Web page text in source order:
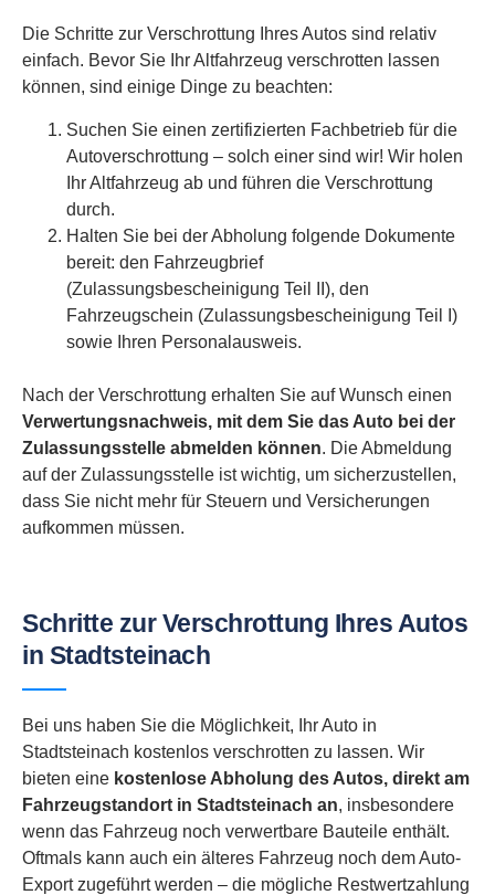
Die Schritte zur Verschrottung Ihres Autos sind relativ
einfach. Bevor Sie Ihr Altfahrzeug verschrotten lassen
können, sind einige Dinge zu beachten:
Suchen Sie einen zertifizierten Fachbetrieb für die
Autoverschrottung – solch einer sind wir! Wir holen
Ihr Altfahrzeug ab und führen die Verschrottung
durch.
Halten Sie bei der Abholung folgende Dokumente
bereit: den Fahrzeugbrief
(Zulassungsbescheinigung Teil II), den
Fahrzeugschein (Zulassungsbescheinigung Teil I)
sowie Ihren Personalausweis.
Nach der Verschrottung erhalten Sie auf Wunsch einen
Verwertungsnachweis, mit dem Sie das Auto bei der
Zulassungsstelle abmelden können. Die Abmeldung
auf der Zulassungsstelle ist wichtig, um sicherzustellen,
dass Sie nicht mehr für Steuern und Versicherungen
aufkommen müssen.
Schritte zur Verschrottung Ihres Autos
in Stadtsteinach
Bei uns haben Sie die Möglichkeit, Ihr Auto in
Stadtsteinach kostenlos verschrotten zu lassen. Wir
bieten eine kostenlose Abholung des Autos, direkt am
Fahrzeugstandort in Stadtsteinach an, insbesondere
wenn das Fahrzeug noch verwertbare Bauteile enthält.
Oftmals kann auch ein älteres Fahrzeug noch dem Auto-
Export zugeführt werden – die mögliche Restwertzahlung